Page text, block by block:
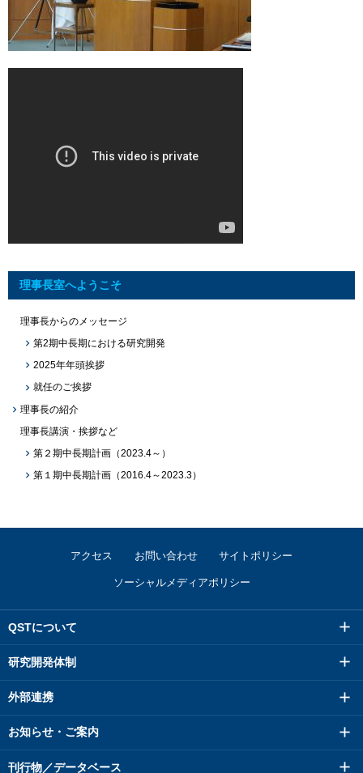
理事長室へようこそ
理事長からのメッセージ
第2期中長期における研究開発
2025年年頭挨拶
就任のご挨拶
理事長の紹介
理事長講演・挨拶など
第２期中長期計画（2023.4～）
第１期中長期計画（2016.4～2023.3）
アクセス お問い合わせ サイトポリシー
ソーシャルメディアポリシー
QSTについて
研究開発体制
外部連携
お知らせ・ご案内
刊行物／データベース